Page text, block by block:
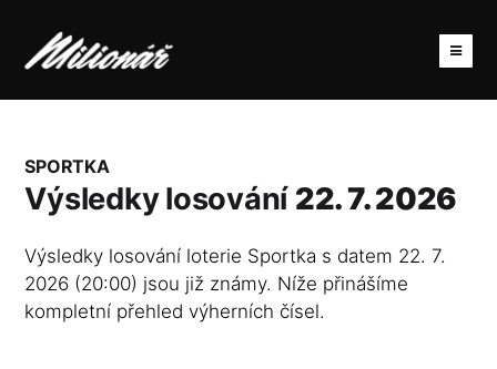
SPORTKA
Výsledky losování 22. 7. 2026
Výsledky losování loterie Sportka s datem 22. 7.
2026 (20:00) jsou již známy. Níže přinášíme
kompletní přehled výherních čísel.